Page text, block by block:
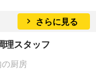
さらに見る
理スタッフ
厨房